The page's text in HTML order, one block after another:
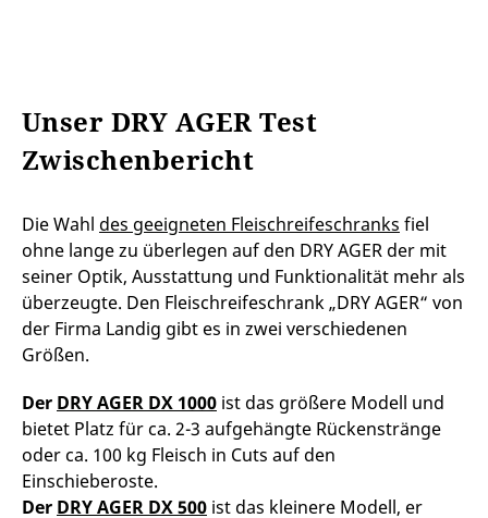
Unser DRY AGER Test
Zwischenbericht
Die Wahl des geeigneten Fleischreifeschranks fiel
ohne lange zu überlegen auf den DRY AGER der mit
seiner Optik, Ausstattung und Funktionalität mehr als
überzeugte. Den Fleischreifeschrank „DRY AGER“ von
der Firma Landig gibt es in zwei verschiedenen
Größen.
Der DRY AGER DX 1000 ist das größere Modell und
bietet Platz für ca. 2-3 aufgehängte Rückenstränge
oder ca. 100 kg Fleisch in Cuts auf den
Einschieberoste.
Der DRY AGER DX 500 ist das kleinere Modell, er